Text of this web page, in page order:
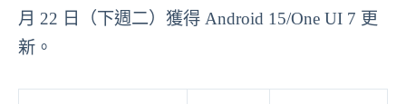
月 22 日（下週二）獲得 Android 15/One UI 7 更
新。